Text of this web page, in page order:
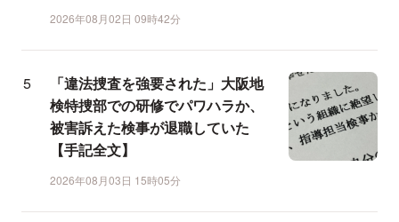
2026年08月02日 09時42分
「違法捜査を強要された」大阪地
検特捜部での研修でパワハラか、
被害訴えた検事が退職していた
【手記全文】
2026年08月03日 15時05分